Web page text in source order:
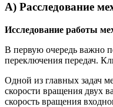
А) Расследование
Исследование работы
В первую очередь важно
переключения передач.
Одной из главных задач
скорости вращения двух
скорость вращения